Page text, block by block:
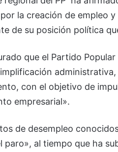
la creación de empleo
de su posición política
que el Partido
con el objetivo de
empresarial».
de desempleo
paro», al tiempo que ha